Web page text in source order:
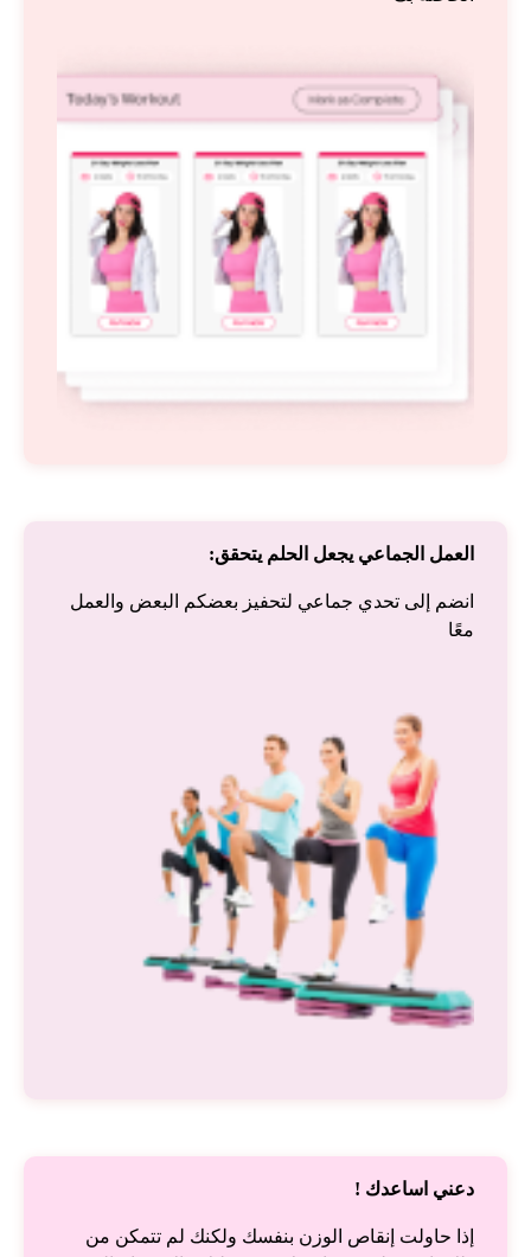
العمل الجماعي يجعل الحلم يتحقق:
انضم إلى تحدي جماعي لتحفيز بعضكم البعض والعمل
معًا
دعني اساعدك !
إذا حاولت إنقاص الوزن بنفسك ولكنك لم تتمكن من